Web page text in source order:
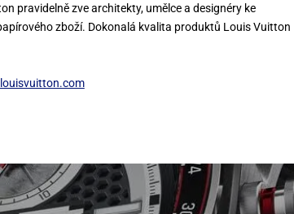
pravidelně zve architekty, umělce a designéry ke
zboží. Dokonalá kvalita produktů Louis Vuitton
louisvuitton.com